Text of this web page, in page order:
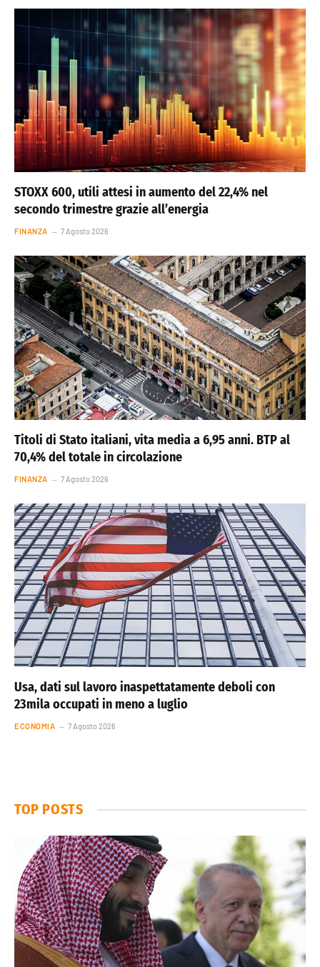
STOXX 600, utili attesi in aumento del 22,4% nel
secondo trimestre grazie all’energia
FINANZA 7 Agosto 2026
Titoli di Stato italiani, vita media a 6,95 anni. BTP al
70,4% del totale in circolazione
FINANZA 7 Agosto 2026
Usa, dati sul lavoro inaspettatamente deboli con
23mila occupati in meno a luglio
ECONOMIA 7 Agosto 2026
TOP POSTS